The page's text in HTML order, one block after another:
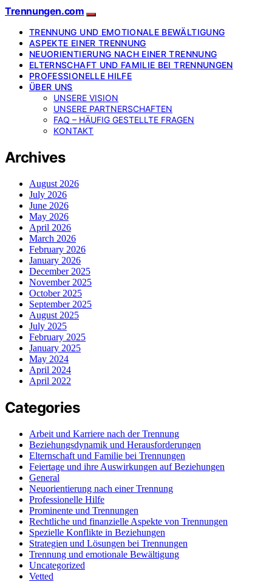
Trennungen.com
TRENNUNG UND EMOTIONALE BEWÄLTIGUNG
ASPEKTE EINER TRENNUNG
NEUORIENTIERUNG NACH EINER TRENNUNG
ELTERNSCHAFT UND FAMILIE BEI TRENNUNGEN
PROFESSIONELLE HILFE
ÜBER UNS
UNSERE VISION
UNSERE PARTNERSCHAFTEN
FAQ – HÄUFIG GESTELLTE FRAGEN
KONTAKT
Archives
August 2026
July 2026
June 2026
May 2026
April 2026
March 2026
February 2026
January 2026
December 2025
November 2025
October 2025
September 2025
August 2025
July 2025
February 2025
January 2025
May 2024
April 2024
April 2022
Categories
Arbeit und Karriere nach der Trennung
Beziehungsdynamik und Herausforderungen
Elternschaft und Familie bei Trennungen
Feiertage und ihre Auswirkungen auf Beziehungen
General
Neuorientierung nach einer Trennung
Professionelle Hilfe
Prominente und Trennungen
Rechtliche und finanzielle Aspekte von Trennungen
Spezielle Konflikte in Beziehungen
Strategien und Lösungen bei Trennungen
Trennung und emotionale Bewältigung
Uncategorized
Vetted